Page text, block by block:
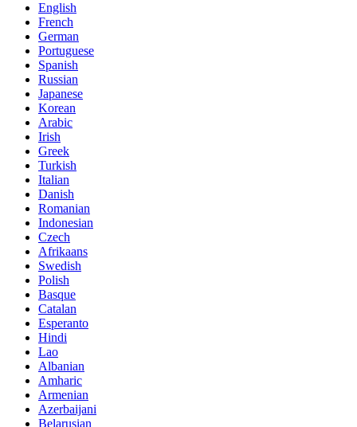
English
French
German
Portuguese
Spanish
Russian
Japanese
Korean
Arabic
Irish
Greek
Turkish
Italian
Danish
Romanian
Indonesian
Czech
Afrikaans
Swedish
Polish
Basque
Catalan
Esperanto
Hindi
Lao
Albanian
Amharic
Armenian
Azerbaijani
Belarusian